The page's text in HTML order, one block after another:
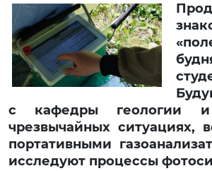
с кафедры геологии
чрезвычайных ситуациях,
портативными
исследуют процессы